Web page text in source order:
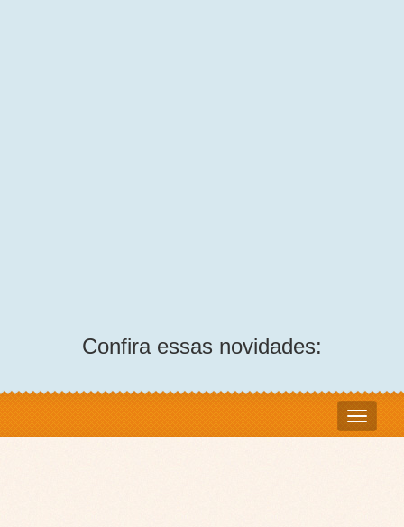
Confira essas novidades: